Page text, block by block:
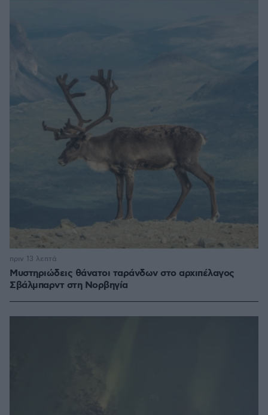
Μυστηριώδεις θάνατοι ταράνδων στο αρχιπέλαγος
Σβάλμπαρντ στη Νορβηγία
πριν 13 λεπτά